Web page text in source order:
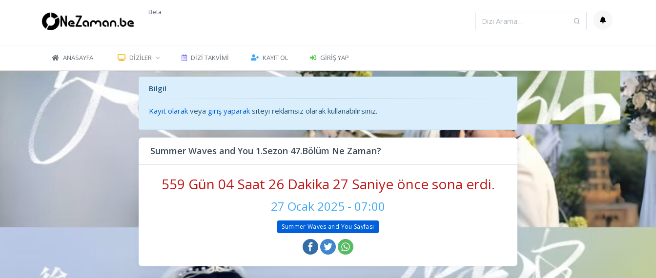
Beta
ANASAYFA DIZILER DIZI TAKVIMI KAYIT OL GIRIŞ YAP
Bilgi!
Kayıt olarak veya giriş yaparak siteyi reklamsız olarak kullanabilirsiniz.
Summer Waves and You 1.Sezon 47.Bölüm Ne Zaman?
559 Gün 04 Saat 26 Dakika 29 Saniye önce sona erdi.
27 Ocak 2025 - 07:00
Summer Waves and You Sayfası